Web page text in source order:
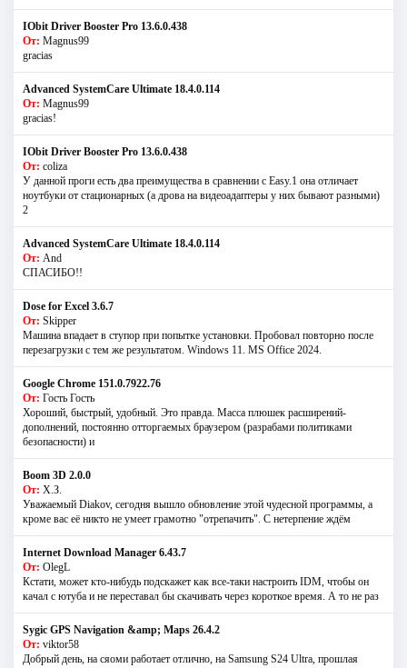
IObit Driver Booster Pro 13.6.0.438
От: Magnus99
gracias
Advanced SystemCare Ultimate 18.4.0.114
От: Magnus99
gracias!
IObit Driver Booster Pro 13.6.0.438
От: coliza
У данной проги есть два преимущества в сравнении с Easy.1 она отличает
ноутбуки от стационарных (а дрова на видеоадаптеры у них бывают разными)
2
Advanced SystemCare Ultimate 18.4.0.114
От: And
СПАСИБО!!
Dose for Excel 3.6.7
От: Skipper
Машина впадает в ступор при попытке установки. Пробовал повторно после
перезагрузки с тем же результатом. Windows 11. MS Offiсe 2024.
Google Chrome 151.0.7922.76
От: Гость Гость
Хороший, быстрый, удобный. Это правда. Масса плюшек расширений-
дополнений, постоянно отторгаемых браузером (разрабами политиками
безопасности) и
Boom 3D 2.0.0
От: Х.З.
Уважаемый Diakov, сегодня вышло обновление этой чудесной программы, а
кроме вас её никто не умеет грамотно "отрепачить". С нетерпение ждём
Internet Download Manager 6.43.7
От: OlegL
Кстати, может кто-нибудь подскажет как все-таки настроить IDM, чтобы он
качал с ютуба и не переставал бы скачивать через короткое время. А то не раз
Sygic GPS Navigation &amp; Maps 26.4.2
От: viktor58
Добрый день, на сяоми работает отлично, на Samsung S24 Ultra, прошлая